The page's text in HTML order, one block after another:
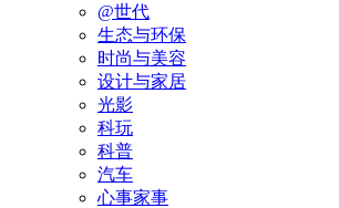
@世代
生态与环保
时尚与美容
设计与家居
光影
科玩
科普
汽车
心事家事